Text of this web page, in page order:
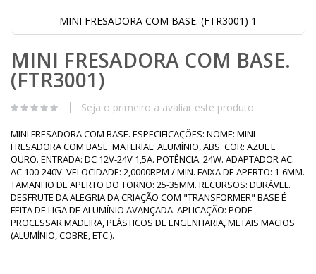
MINI FRESADORA COM BASE. (FTR3001) 1
para
o
início
da
Galeria
imagens
MINI FRESADORA COM BASE.
(FTR3001)
Seja o primeiro a avaliar este produto
MINI FRESADORA COM BASE. ESPECIFICAÇÕES: NOME: MINI
FRESADORA COM BASE. MATERIAL: ALUMÍNIO, ABS. COR: AZUL E
OURO. ENTRADA: DC 12V-24V 1,5A. POTÊNCIA: 24W. ADAPTADOR AC:
AC 100-240V. VELOCIDADE: 2,0000RPM / MIN. FAIXA DE APERTO: 1-6MM.
TAMANHO DE APERTO DO TORNO: 25-35MM. RECURSOS: DURÁVEL.
DESFRUTE DA ALEGRIA DA CRIAÇÃO COM "TRANSFORMER" BASE É
FEITA DE LIGA DE ALUMÍNIO AVANÇADA. APLICAÇÃO: PODE
PROCESSAR MADEIRA, PLÁSTICOS DE ENGENHARIA, METAIS MACIOS
(ALUMÍNIO, COBRE, ETC.).